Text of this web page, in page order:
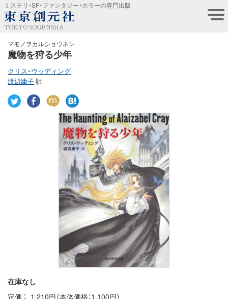
ミステリ・SF・ファンタジー・ホラーの専門出版
TOKYO SOGENSHA
マモノヲカルショウネン
魔物を狩る少年
クリス・ウッディング
渡辺庸子訳
在庫なし
定価
1,210円（本体価格：1,100円）